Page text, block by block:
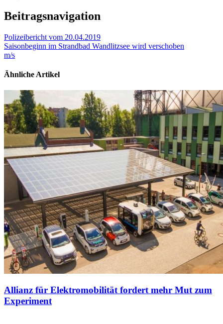
Beitragsnavigation
Polizeibericht vom 20.04.2019
Saisonbeginn im Strandbad Wandlitzsee wird verschoben
m/s
Ähnliche Artikel
Allianz für Elektromobilität fordert mehr Mut zum
Experiment